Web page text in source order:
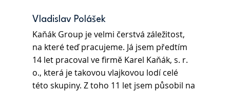
Vladislav Polášek
Kaňák Group je velmi čerstvá záležitost,
na které teď pracujeme. Já jsem předtím
14 let pracoval ve firmě Karel Kaňák, s. r.
o., která je takovou vlajkovou lodí celé
této skupiny. Z toho 11 let jsem působil na